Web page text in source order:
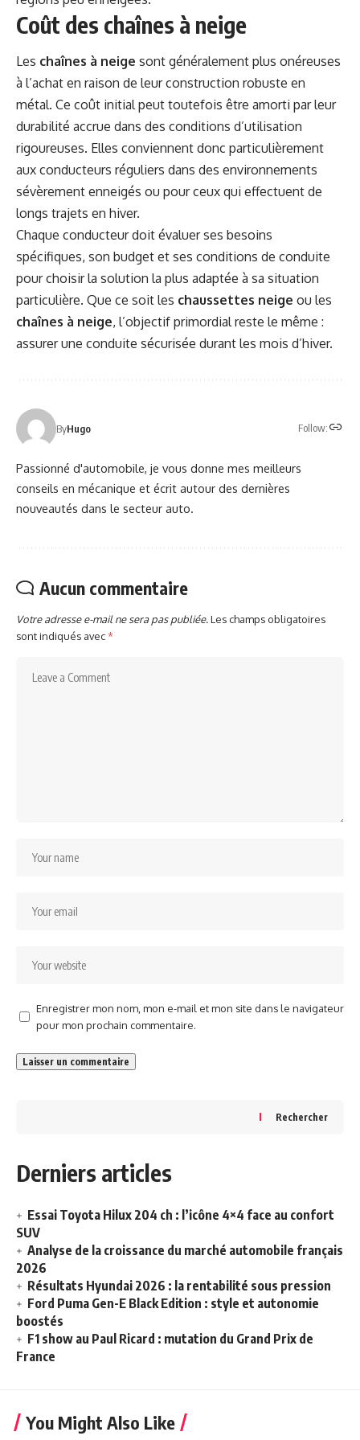
Coût des chaînes à neige
Les chaînes à neige sont généralement plus onéreuses
à l’achat en raison de leur construction robuste en
métal. Ce coût initial peut toutefois être amorti par leur
durabilité accrue dans des conditions d’utilisation
rigoureuses. Elles conviennent donc particulièrement
aux conducteurs réguliers dans des environnements
sévèrement enneigés ou pour ceux qui effectuent de
longs trajets en hiver.
Chaque conducteur doit évaluer ses besoins
spécifiques, son budget et ses conditions de conduite
pour choisir la solution la plus adaptée à sa situation
particulière. Que ce soit les chaussettes neige ou les
chaînes à neige, l’objectif primordial reste le même :
assurer une conduite sécurisée durant les mois d’hiver.
ByHugo Follow:
Passionné d'automobile, je vous donne mes meilleurs
conseils en mécanique et écrit autour des dernières
nouveautés dans le secteur auto.
Aucun commentaire
Votre adresse e-mail ne sera pas publiée.Les champs obligatoires
sont indiqués avec*
Enregistrer mon nom, mon e-mail et mon site dans le navigateur
pour mon prochain commentaire.
Rechercher
Derniers articles
Essai Toyota Hilux 204 ch : l’icône 4×4 face au confort
SUV
Analyse de la croissance du marché automobile français
2026
Résultats Hyundai 2026 : la rentabilité sous pression
Ford Puma Gen-E Black Edition : style et autonomie
boostés
F1 show au Paul Ricard : mutation du Grand Prix de
France
You Might Also Like